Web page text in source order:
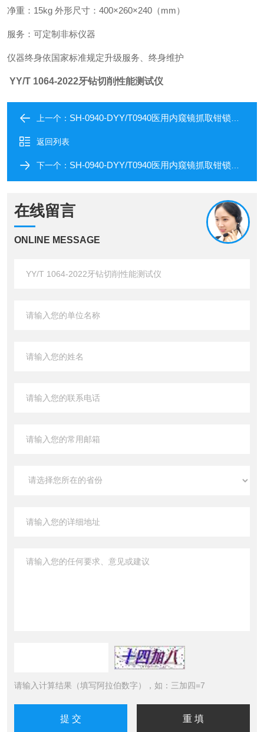
净重：15kg 外形尺寸：400×260×240（mm）
服务：可定制非标仪器
仪器终身依国家标准规定升级服务、终身维护
YY/T 1064-2022牙钻切削性能测试仪
上一个： SH-0940-DYY/T0940医用内窥镜抓取钳锁合啮合力试验仪
返回列表
下一个： SH-0940-DYY/T0940医用内窥镜抓取钳锁合啮合力测试仪
在线留言
ONLINE MESSAGE
请输入计算结果（填写阿拉伯数字），如：三加四=7